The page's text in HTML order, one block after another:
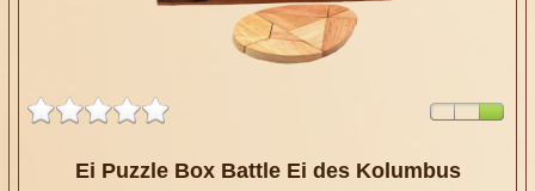
Ei Puzzle Box Battle Ei des Kolumbus